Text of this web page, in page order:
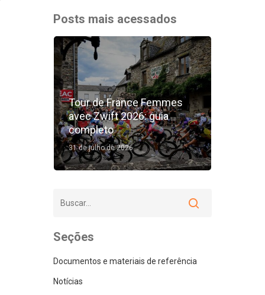
Posts mais acessados
Tour de France Femmes
avec Zwift 2026: guia
completo
31 de julho de 2026
Seções
Documentos e materiais de referência
Notícias